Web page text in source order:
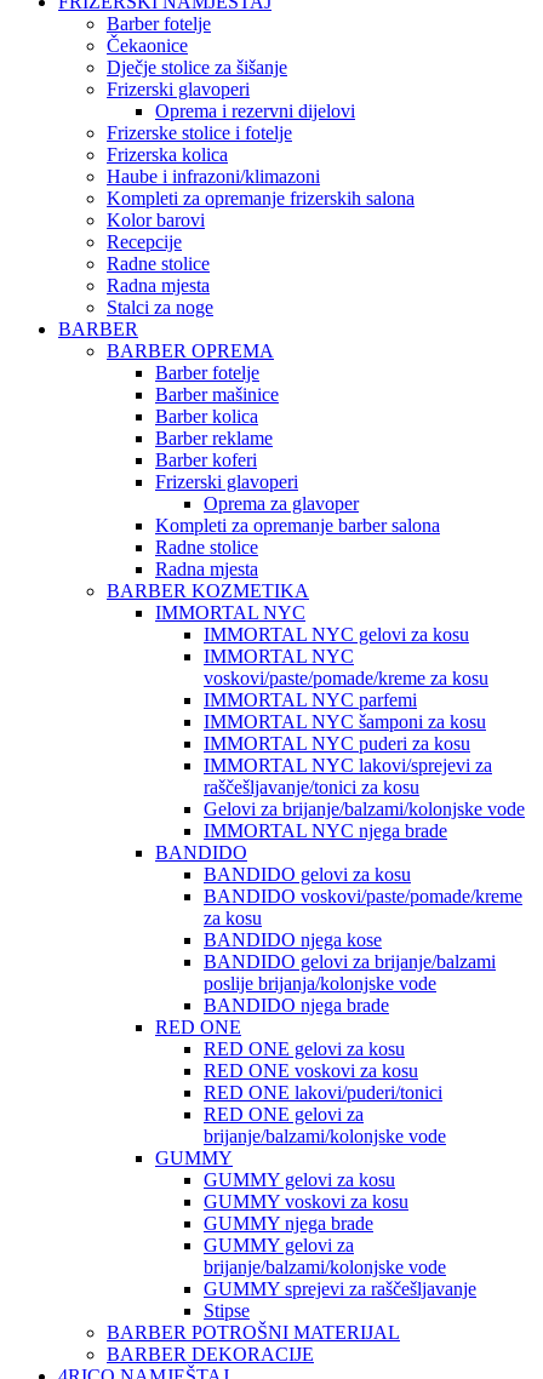
Barber fotelje
Čekaonice
Dječje stolice za šišanje
Frizerski glavoperi
Oprema i rezervni dijelovi
Frizerske stolice i fotelje
Frizerska kolica
Haube i infrazoni/klimazoni
Kompleti za opremanje frizerskih salona
Kolor barovi
Recepcije
Radne stolice
Radna mjesta
Stalci za noge
BARBER
BARBER OPREMA
Barber fotelje
Barber mašinice
Barber kolica
Barber reklame
Barber koferi
Frizerski glavoperi
Oprema za glavoper
Kompleti za opremanje barber salona
Radne stolice
Radna mjesta
BARBER KOZMETIKA
IMMORTAL NYC
IMMORTAL NYC gelovi za kosu
IMMORTAL NYC
voskovi/paste/pomade/kreme za kosu
IMMORTAL NYC parfemi
IMMORTAL NYC šamponi za kosu
IMMORTAL NYC puderi za kosu
IMMORTAL NYC lakovi/sprejevi za
raščešljavanje/tonici za kosu
Gelovi za brijanje/balzami/kolonjske vode
IMMORTAL NYC njega brade
BANDIDO
BANDIDO gelovi za kosu
BANDIDO voskovi/paste/pomade/kreme
za kosu
BANDIDO njega kose
BANDIDO gelovi za brijanje/balzami
poslije brijanja/kolonjske vode
BANDIDO njega brade
RED ONE
RED ONE gelovi za kosu
RED ONE voskovi za kosu
RED ONE lakovi/puderi/tonici
RED ONE gelovi za
brijanje/balzami/kolonjske vode
GUMMY
GUMMY gelovi za kosu
GUMMY voskovi za kosu
GUMMY njega brade
GUMMY gelovi za
brijanje/balzami/kolonjske vode
GUMMY sprejevi za raščešljavanje
Stipse
BARBER POTROŠNI MATERIJAL
BARBER DEKORACIJE